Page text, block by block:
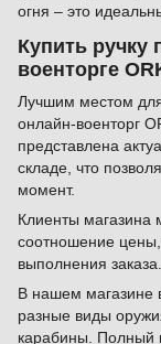
огня – это
Купить ручку
военторге
Лучшим местом для
онлайн-военторг
представлена
складе, что
момент.
Клиенты магазина
соотношение цены,
выполнения заказа.
В нашем магазине
разные виды
карабины. Полный